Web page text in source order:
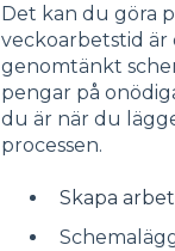
Det kan du göra
veckoarbetstid
genomtänkt
pengar på
du är när du
processen.
Skapa